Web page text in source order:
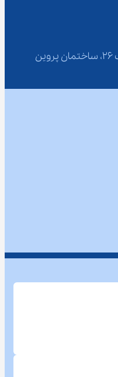
تهران، میدان عطار، خیابان عطار، پلاک 26، ساختمان پروین